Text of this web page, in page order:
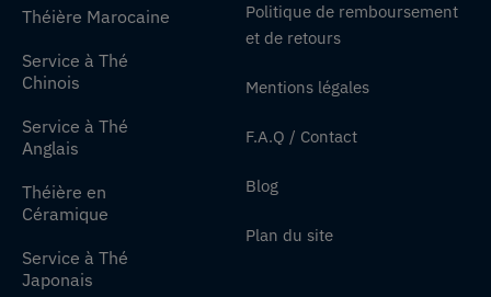
Théière Marocaine
Service à Thé
Chinois
Service à Thé
Anglais
Théière en
Céramique
Service à Thé
Japonais
Politique de remboursement
et de retours
Mentions légales
F.A.Q / Contact
Blog
Plan du site